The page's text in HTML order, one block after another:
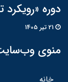
دوره
منوی
خانه